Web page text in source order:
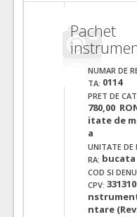
Pachet
NUMAR DE
TA: 0114
PRET DE
780,00
itate de
a
UNITATE DE
RA: bucata
COD SI
CPV:
ntare